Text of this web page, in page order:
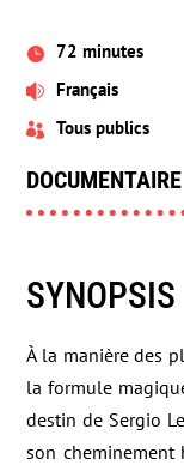
 72 minutes
 Français
 Tous publics
DOCUMENTAIRE
SYNOPSIS
À la manière des
la formule
destin de Sergio
son cheminement